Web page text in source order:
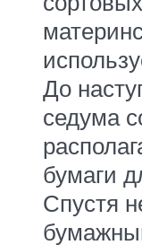
До
седума
бумаги
Спустя